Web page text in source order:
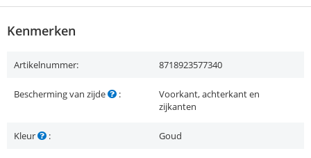
Kenmerken
Artikelnummer: 8718923577340
Bescherming van zijde :
Voorkant, achterkant en
zijkanten
Kleur : Goud